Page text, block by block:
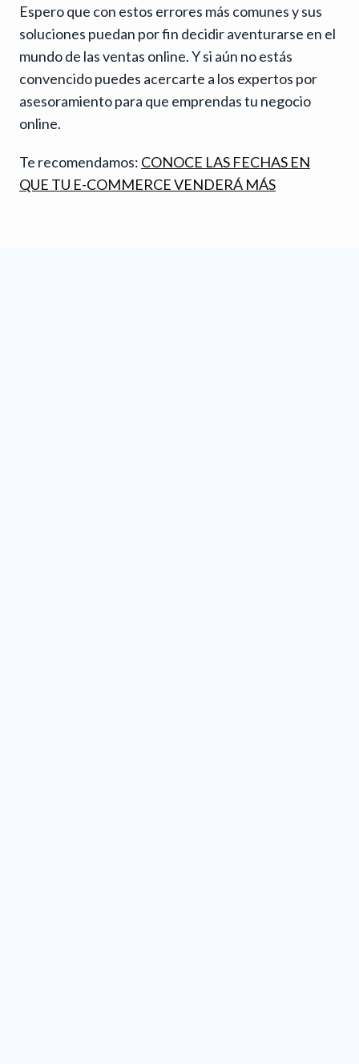
Espero que con estos errores más comunes y sus
soluciones puedan por fin decidir aventurarse en el
mundo de las ventas online. Y si aún no estás
convencido puedes acercarte a los expertos por
asesoramiento para que emprendas tu negocio
online.
Te recomendamos: CONOCE LAS FECHAS EN
QUE TU E-COMMERCE VENDERÁ MÁS